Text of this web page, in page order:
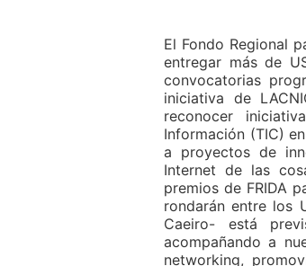
El Fondo Regional
entregar más de
convocatorias
iniciativa de
reconocer
Información (TIC)
a proyectos de
Internet de las
premios de FRIDA
rondarán entre los
Caeiro- está
acompañando a
networking,